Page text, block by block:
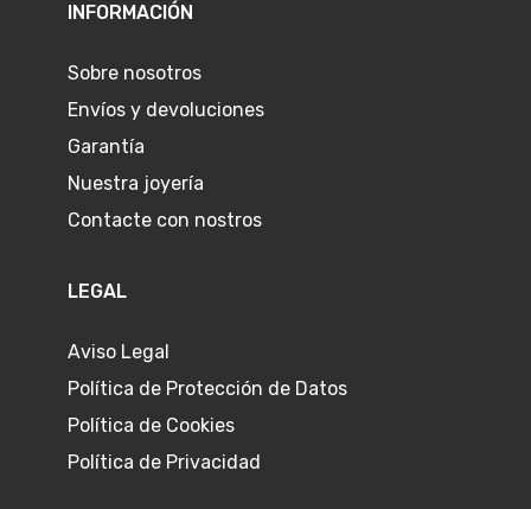
INFORMACIÓN
Sobre nosotros
Envíos y devoluciones
Garantía
Nuestra joyería
Contacte con nostros
LEGAL
Aviso Legal
Política de Protección de Datos
Política de Cookies
Política de Privacidad